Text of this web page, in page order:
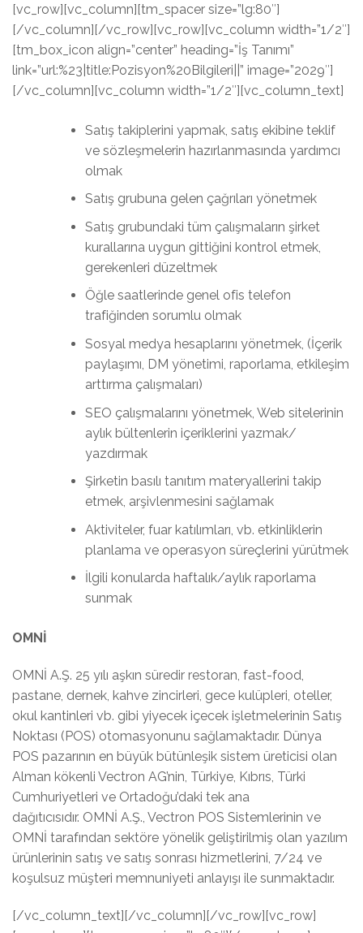
[vc_row][vc_column][tm_spacer size=”lg:80″]
[/vc_column][/vc_row][vc_row][vc_column width=”1/2″]
[tm_box_icon align=”center” heading=”İş Tanımı”
link=”url:%23|title:Pozisyon%20Bilgileri||” image=”2029″]
[/vc_column][vc_column width=”1/2″][vc_column_text]
Satış takiplerini yapmak, satış ekibine teklif
ve sözleşmelerin hazırlanmasında yardımcı
olmak
Satış grubuna gelen çağrıları yönetmek
Satış grubundaki tüm çalışmaların şirket
kurallarına uygun gittiğini kontrol etmek,
gerekenleri düzeltmek
Öğle saatlerinde genel ofis telefon
trafiğinden sorumlu olmak
Sosyal medya hesaplarını yönetmek, (İçerik
paylaşımı, DM yönetimi, raporlama, etkileşim
arttırma çalışmaları)
SEO çalışmalarını yönetmek, Web sitelerinin
aylık bültenlerin içeriklerini yazmak/
yazdırmak
Şirketin basılı tanıtım materyallerini takip
etmek, arşivlenmesini sağlamak
Aktiviteler, fuar katılımları, vb. etkinliklerin
planlama ve operasyon süreçlerini yürütmek
İlgili konularda haftalık/aylık raporlama
sunmak
OMNİ
OMNİ A.Ş. 25 yılı aşkın süredir restoran, fast-food,
pastane, dernek, kahve zincirleri, gece kulüpleri, oteller,
okul kantinleri vb. gibi yiyecek içecek işletmelerinin Satış
Noktası (POS) otomasyonunu sağlamaktadır. Dünya
POS pazarının en büyük bütünleşik sistem üreticisi olan
Alman kökenli Vectron AG’nin, Türkiye, Kıbrıs, Türki
Cumhuriyetleri ve Ortadoğu’daki tek ana
dağıtıcısıdır. OMNİ A.Ş., Vectron POS Sistemlerinin ve
OMNİ tarafından sektöre yönelik geliştirilmiş olan yazılım
ürünlerinin satış ve satış sonrası hizmetlerini, 7/24 ve
koşulsuz müşteri memnuniyeti anlayışı ile sunmaktadır.
[/vc_column_text][/vc_column][/vc_row][vc_row]